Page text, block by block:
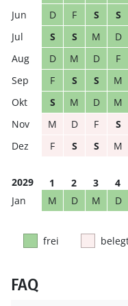
D
F S S
S
S M D
D
M D F
F
S S M
S
M D M
M
D F S
F
S S M
2029 1 2 3 4
M
D M D
frei
FAQ